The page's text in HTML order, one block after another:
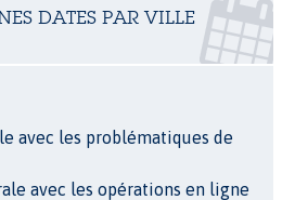
DATES PAR VILLE
avec les problématiques de
avec les opérations en ligne